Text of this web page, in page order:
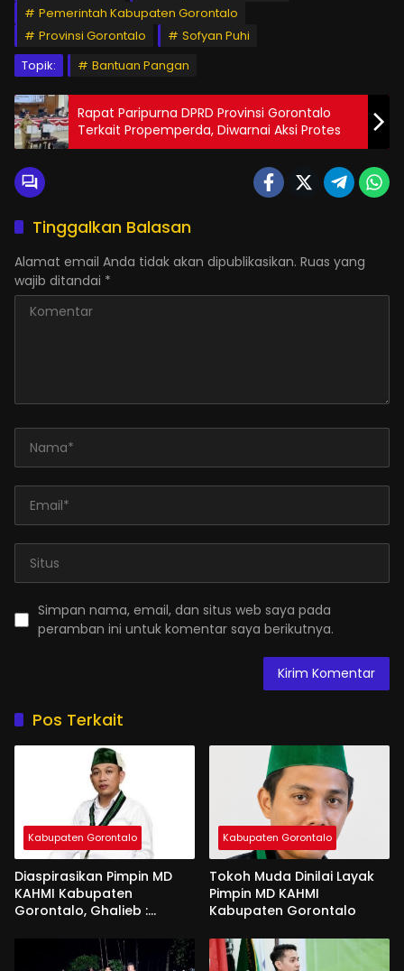
Pemerintah Kabupaten Gorontalo
Provinsi Gorontalo
Sofyan Puhi
Topik:
Bantuan Pangan
Rapat Paripurna DPRD Provinsi Gorontalo
Terkait Propemperda, Diwarnai Aksi Protes
Tinggalkan Balasan
Alamat email Anda tidak akan dipublikasikan. Ruas yang
wajib ditandai *
Simpan nama, email, dan situs web saya pada
peramban ini untuk komentar saya berikutnya.
Pos Terkait
Kabupaten Gorontalo
Diaspirasikan Pimpin MD
KAHMI Kabupaten
Gorontalo, Ghalieb :
Kabupaten Gorontalo
Tokoh Muda Dinilai Layak
Pimpin MD KAHMI
Kabupaten Gorontalo